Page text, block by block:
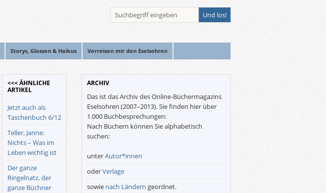
Storys, Glossen & Haikus Verreisen mir den Eselsohren
<<< ÄHNLICHE
ARTIKEL
Jetzt auch als
Taschenbuch 6/12
Teller, Janne:
Nichts – Was im
Leben wichtig ist
Der ganze
Ringelnatz, der
ganze Büchner
ARCHIV
Das ist das Archiv des Online-Büchermagazins
Eselsohren (2007–2013). Sie finden hier über
1.000 Buchbesprechungen:
Nach Büchern können Sie alphabetisch
suchen:
unterAutor*innen
oderVerlage
sowie nach Ländern geordnet.